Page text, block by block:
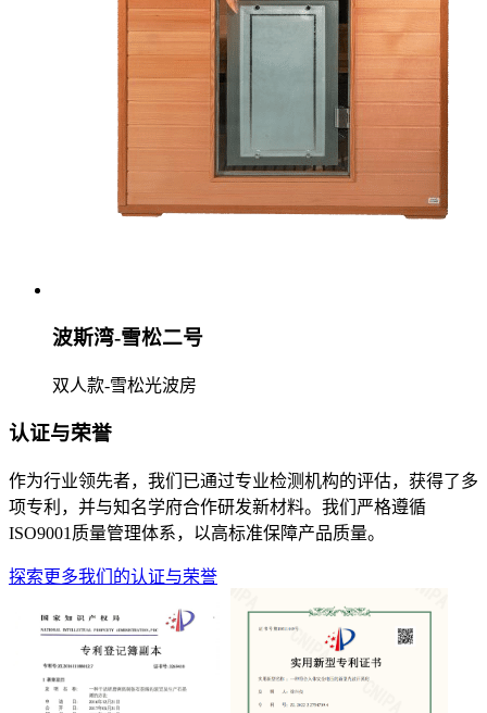
波斯湾-雪松二号
双人款-雪松光波房
认证与荣誉
作为行业领先者，我们已通过专业检测机构的评估，获得了多
项专利，并与知名学府合作研发新材料。我们严格遵循
ISO9001质量管理体系，以高标准保障产品质量。
探索更多我们的认证与荣誉